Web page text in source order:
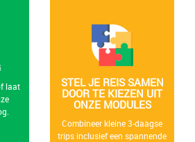
laat
STEL JE REIS SAMEN
DOOR TE KIEZEN UIT
ONZE MODULES
Combineer kleine 3-daagse
trips inclusief een spannende